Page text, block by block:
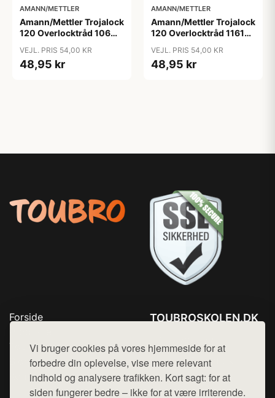
Vi bruger cookies på vores hjemmeside for at
forbedre din oplevelse, vise mere relevant
indhold og analysere trafikken. Kort sagt: for at
siden fungerer bedre – ikke for at være irriterende.
AMANN/METTLER
Amann/Mettler Trojalock
120 Overlocktråd 106
VEJL. PRIS 54,00 KR
48,95 kr
AMANN/METTLER
Amann/Mettler Trojalock
120 Overlocktråd 1161
VEJL. PRIS 54,00 KR
48,95 kr
Forside
Top Rabatter
Blog
Kontakt
TOUBROSKOLEN.DK
Mail: hej@want.dk
Cookie- og privatlivspolitik